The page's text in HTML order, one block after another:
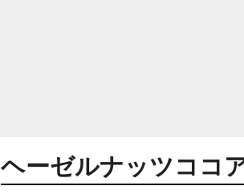
ヘーゼルナッツココ